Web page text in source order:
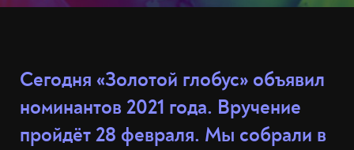
Сегодня «Золотой глобус» объявил
номинантов 2021 года. Вручение
пройдёт 28 февраля. Мы собрали в